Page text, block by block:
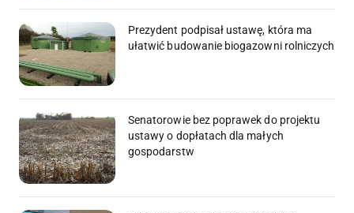
Prezydent podpisał ustawę, która ma
ułatwić budowanie biogazowni rolniczych
Senatorowie bez poprawek do projektu
ustawy o dopłatach dla małych
gospodarstw